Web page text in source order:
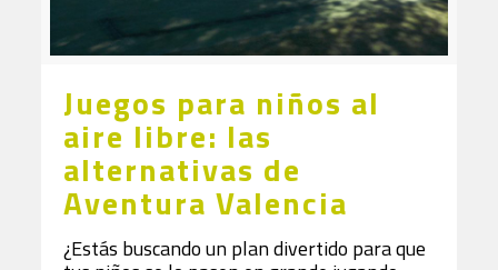
Juegos para niños al
aire libre: las
alternativas de
Aventura Valencia
¿Estás buscando un plan divertido para que